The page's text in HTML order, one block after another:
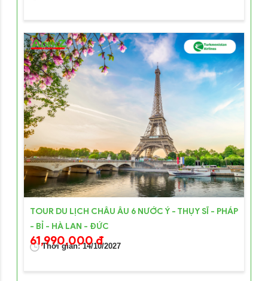
TOUR DU LỊCH CHÂU ÂU 6 NƯỚC Ý - THỤY SĨ - PHÁP
- BỈ - HÀ LAN - ĐỨC
Thời gian: 14/10/2027
61,990,000 đ